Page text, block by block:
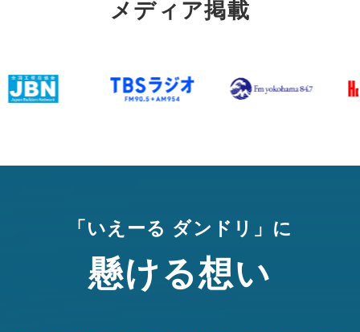
メディア掲載
「いえーる ダンドリ」に
懸ける想い